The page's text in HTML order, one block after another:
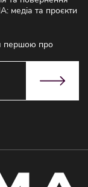
медіа та проєкти
першою про